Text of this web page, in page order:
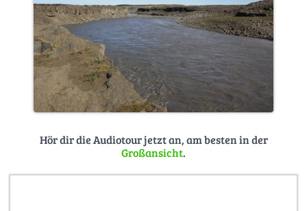
Hör dir die Audiotour jetzt an, am besten in der
Großansicht.